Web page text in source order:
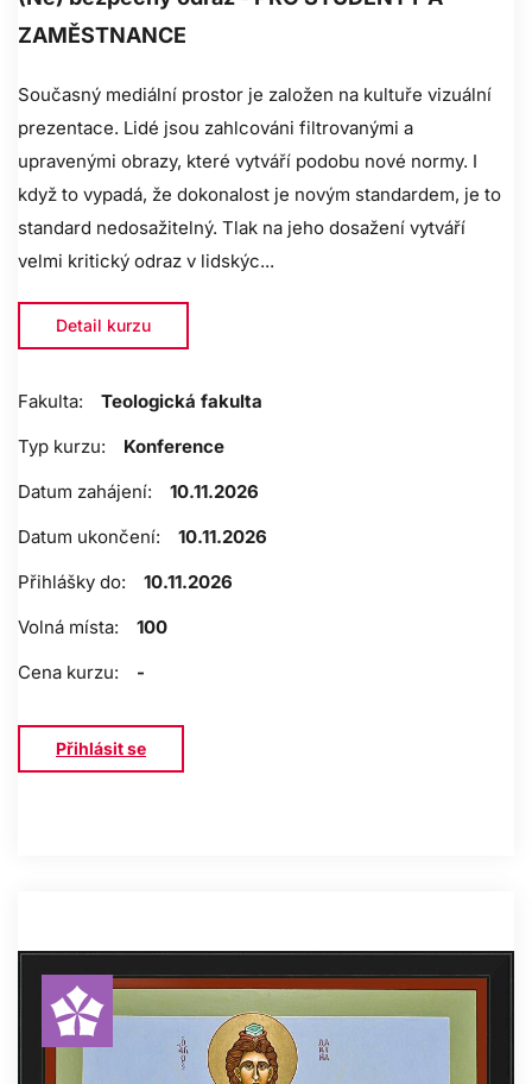
ZAMĚSTNANCE
Současný mediální prostor je založen na kultuře vizuální
prezentace. Lidé jsou zahlcováni filtrovanými a
upravenými obrazy, které vytváří podobu nové normy. I
když to vypadá, že dokonalost je novým standardem, je to
standard nedosažitelný. Tlak na jeho dosažení vytváří
velmi kritický odraz v lidskýc...
Detail kurzu
Fakulta:
Teologická fakulta
Typ kurzu:
Konference
Datum zahájení:
10.11.2026
Datum ukončení:
10.11.2026
Přihlášky do:
10.11.2026
Volná místa:
100
Cena kurzu:
-
Přihlásit se